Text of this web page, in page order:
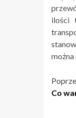
ilości
Co